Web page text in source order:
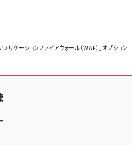
リケーションファイアウォール（WAF）」オプション